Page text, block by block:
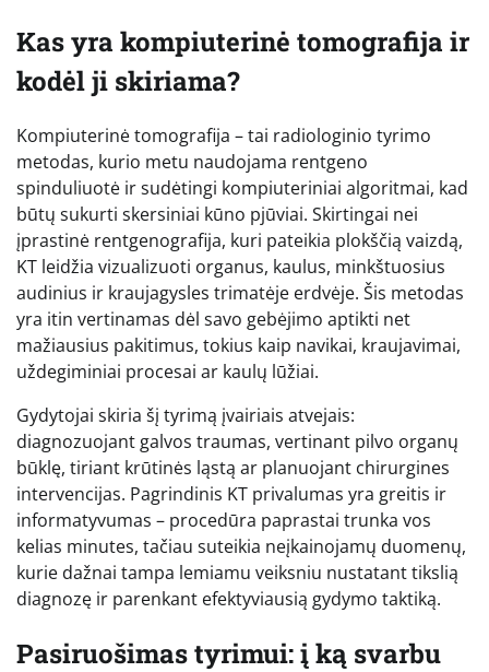
Kas yra kompiuterinė tomografija ir
kodėl ji skiriama?
Kompiuterinė tomografija – tai radiologinio tyrimo
metodas, kurio metu naudojama rentgeno
spinduliuotė ir sudėtingi kompiuteriniai algoritmai, kad
būtų sukurti skersiniai kūno pjūviai. Skirtingai nei
įprastinė rentgenografija, kuri pateikia plokščią vaizdą,
KT leidžia vizualizuoti organus, kaulus, minkštuosius
audinius ir kraujagysles trimatėje erdvėje. Šis metodas
yra itin vertinamas dėl savo gebėjimo aptikti net
mažiausius pakitimus, tokius kaip navikai, kraujavimai,
uždegiminiai procesai ar kaulų lūžiai.
Gydytojai skiria šį tyrimą įvairiais atvejais:
diagnozuojant galvos traumas, vertinant pilvo organų
būklę, tiriant krūtinės ląstą ar planuojant chirurgines
intervencijas. Pagrindinis KT privalumas yra greitis ir
informatyvumas – procedūra paprastai trunka vos
kelias minutes, tačiau suteikia neįkainojamų duomenų,
kurie dažnai tampa lemiamu veiksniu nustatant tikslią
diagnozę ir parenkant efektyviausią gydymo taktiką.
Pasiruošimas tyrimui: į ką svarbu